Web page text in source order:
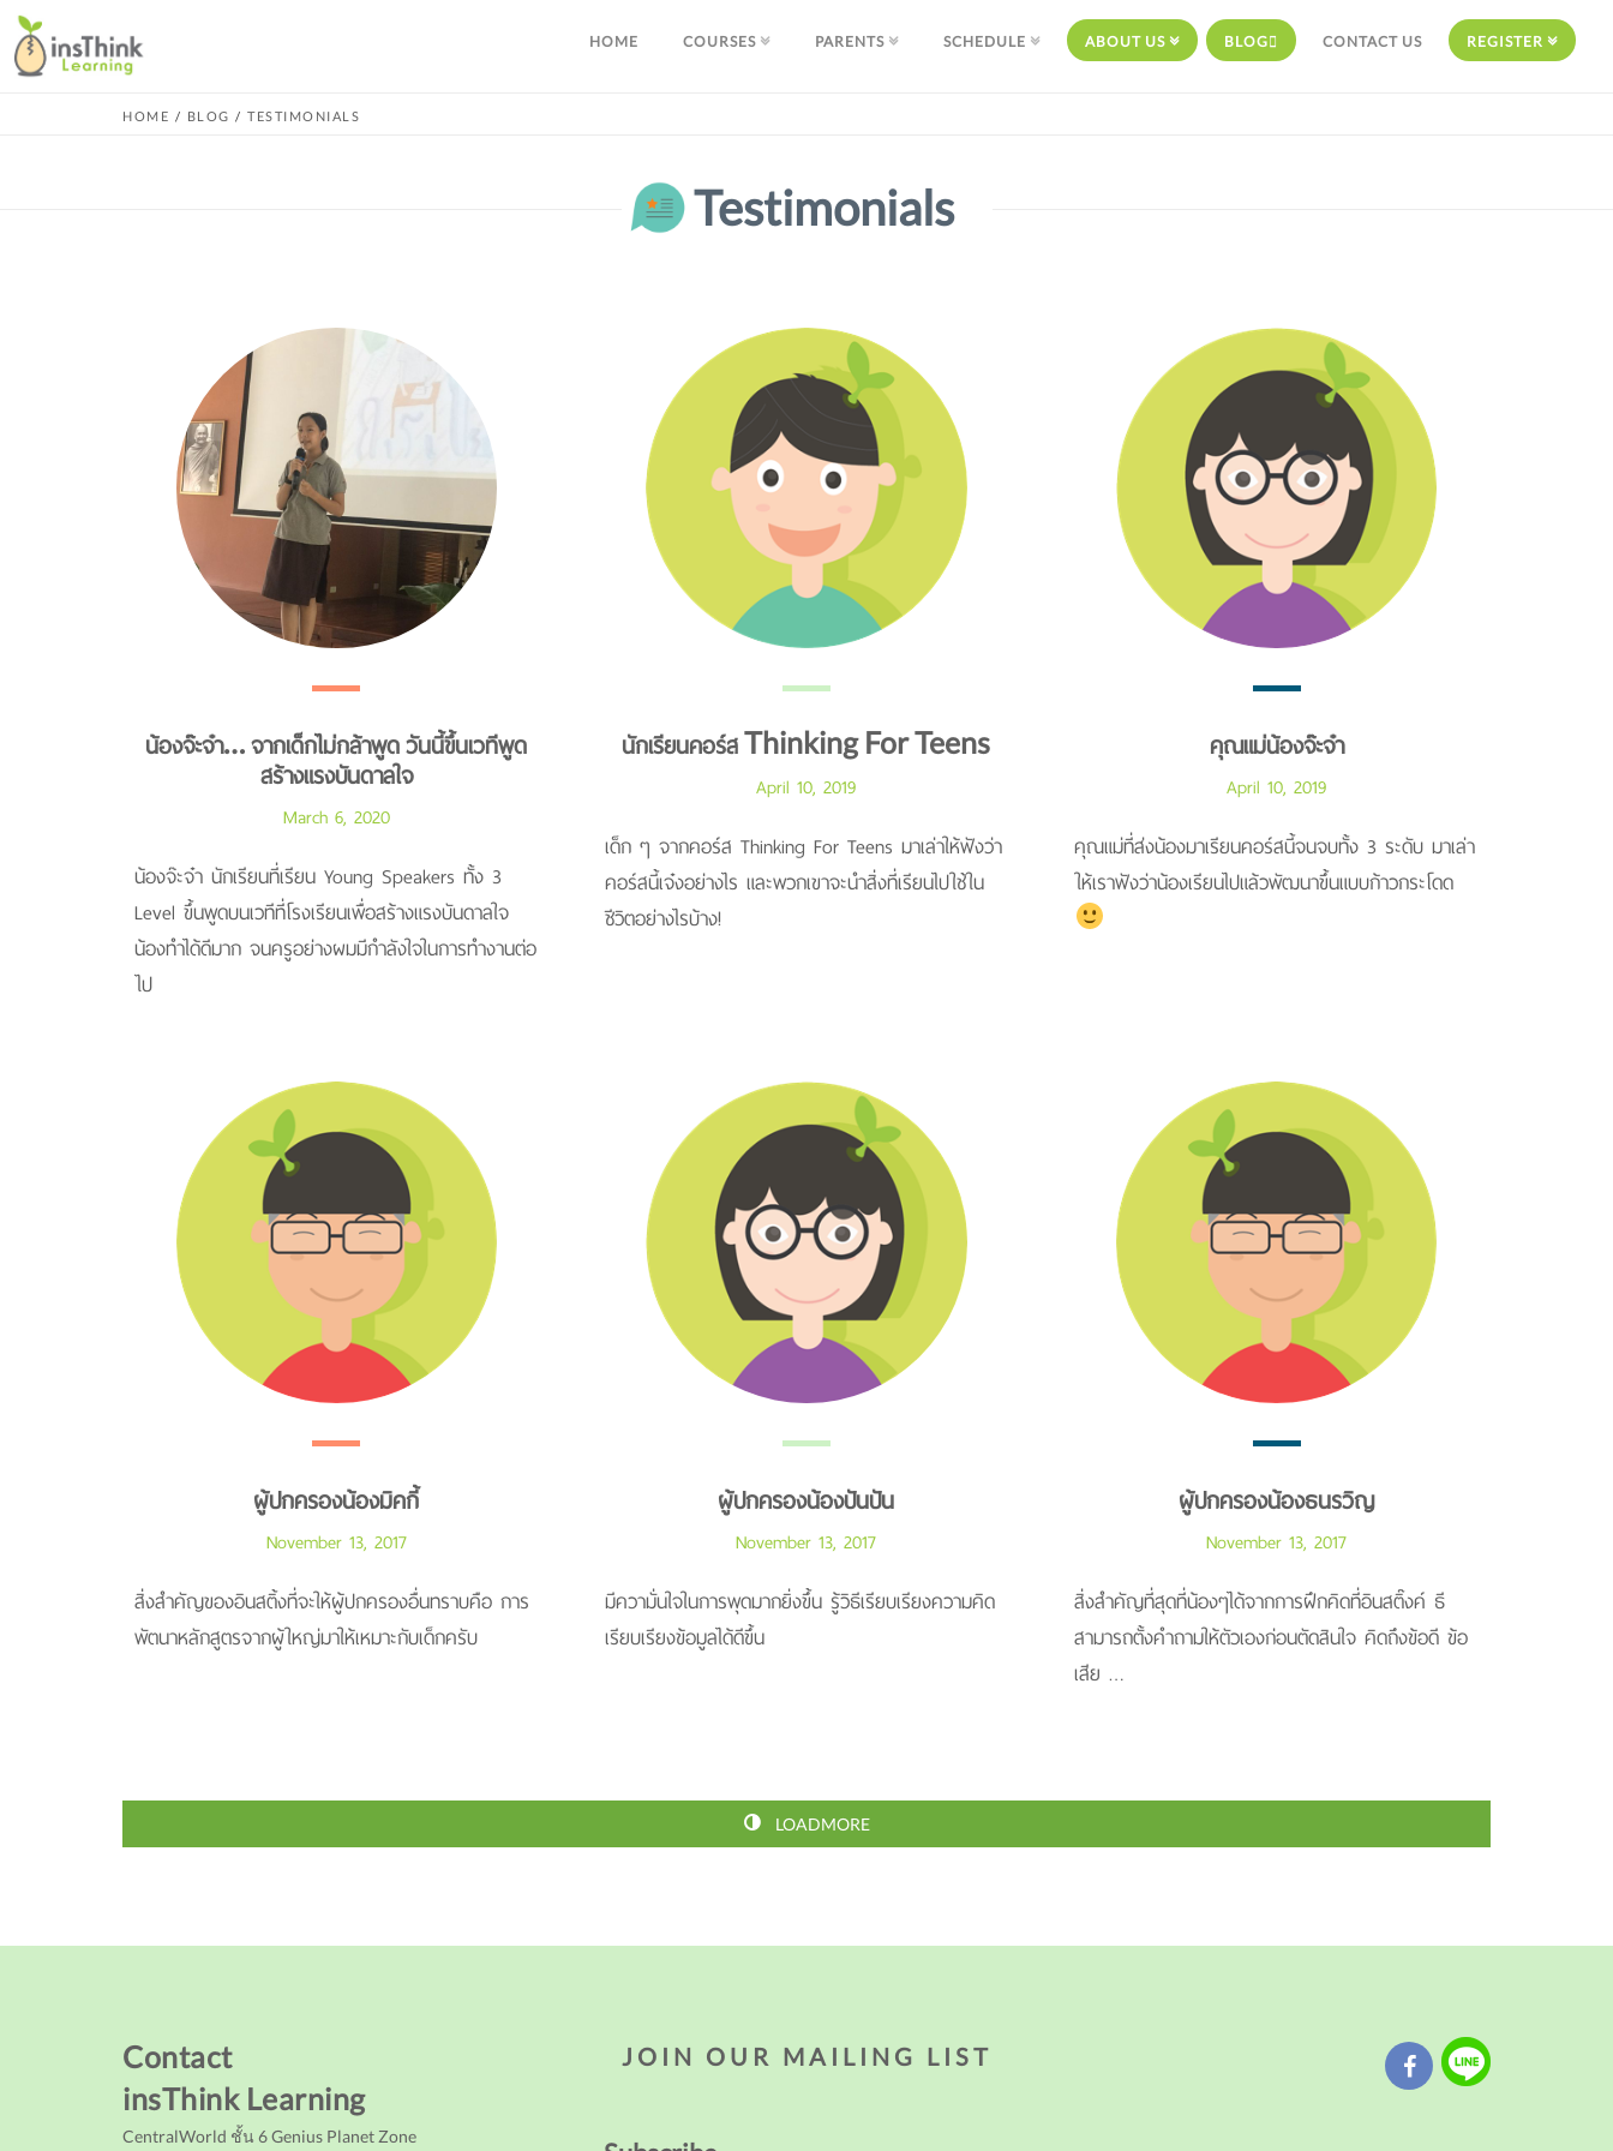
HOME COURSES PARENTS SCHEDULE ABOUT US BLOG CONTACT US REGISTER
HOME / BLOG / TESTIMONIALS
Testimonials
น้องจ๊ะจ๋า… จากเด็กไม่กล้าพูด วันนี้ขึ้นเวทีพูด
สร้างแรงบันดาลใจ
March 6, 2020
น้องจ๊ะจ๋า นักเรียนที่เรียน Young Speakers ทั้ง 3
Level ขึ้นพูดบนเวทีที่โรงเรียนเพื่อสร้างแรงบันดาลใจ
น้องทำได้ดีมาก จนครูอย่างผมมีกำลังใจในการทำงานต่อ
ไป
นักเรียนคอร์ส Thinking For Teens
April 10, 2019
เด็ก ๆ จากคอร์ส Thinking For Teens มาเล่าให้ฟังว่า
คอร์สนี้เจ๋งอย่างไร และพวกเขาจะนำสิ่งที่เรียนไปใช้ใน
ชีวิตอย่างไรบ้าง!
คุณแม่น้องจ๊ะจ๋า
April 10, 2019
คุณแม่ที่ส่งน้องมาเรียนคอร์สนี้จนจบทั้ง 3 ระดับ มาเล่า
ให้เราฟังว่าน้องเรียนไปแล้วพัฒนาขึ้นแบบก้าวกระโดด
ผู้ปกครองน้องมิคกี้
November 13, 2017
สิ่งสำคัญของอินสติ้งที่จะให้ผู้ปกครองอื่นทราบคือ การ
พัตนาหลักสูตรจากผู้ใหญ่มาให้เหมาะกับเด็กครับ
ผู้ปกครองน้องปันปัน
November 13, 2017
มีความั่นใจในการพุดมากยิ่งขึ้น รู้วิธีเรียบเรียงความคิด
เรียบเรียงข้อมูลได้ดีขึ้น
ผู้ปกครองน้องธนรวิญ
November 13, 2017
สิ่งสำคัญที่สุดที่น้องๆได้จากการฝึกคิดที่อินสติ๊งค์ ธี
สามารถตั้งคำถามให้ตัวเองก่อนตัดสินใจ คิดถึงข้อดี ข้อ
เสีย …
LOADMORE
Contact
insThink Learning
CentralWorld ชั้น 6 Genius Planet Zone
JOIN OUR MAILING LIST